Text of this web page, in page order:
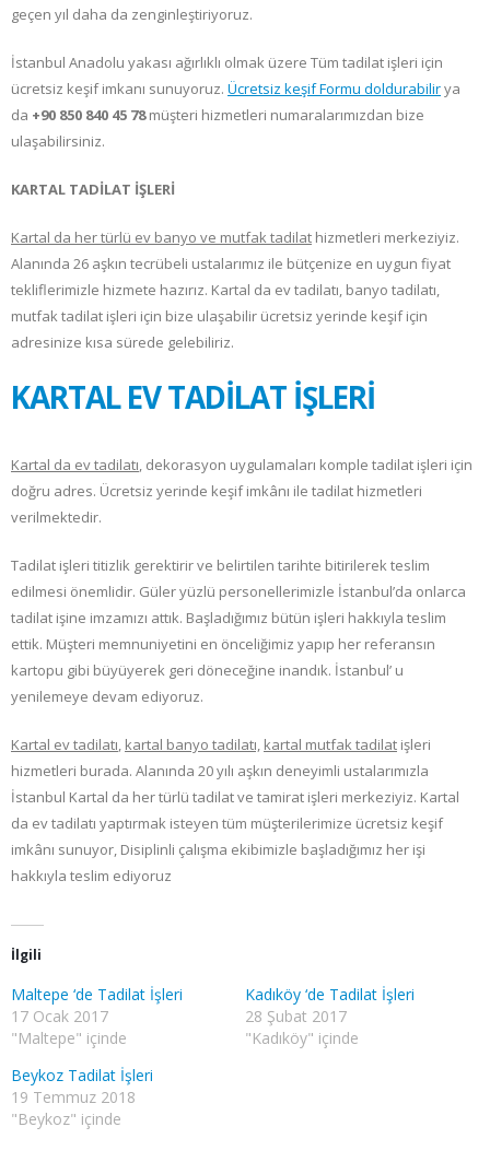
geçen yıl daha da zenginleştiriyoruz.
İstanbul Anadolu yakası ağırlıklı olmak üzere Tüm tadilat işleri için
ücretsiz keşif imkanı sunuyoruz. Ücretsiz keşif Formu doldurabilirya
da +90 850 840 45 78müşteri hizmetleri numaralarımızdan bize
ulaşabilirsiniz.
KARTAL TADİLAT İŞLERİ
Kartal da her türlü ev banyo ve mutfak tadilat hizmetleri merkeziyiz.
Alanında 26 aşkın tecrübeli ustalarımız ile bütçenize en uygun fiyat
tekliflerimizle hizmete hazırız. Kartal da ev tadilatı, banyo tadilatı,
mutfak tadilat işleri için bize ulaşabilir ücretsiz yerinde keşif için
adresinize kısa sürede gelebiliriz.
KARTAL EV TADİLAT İŞLERİ
Kartal da ev tadilatı, dekorasyon uygulamaları komple tadilat işleri için
doğru adres. Ücretsiz yerinde keşif imkânı ile tadilat hizmetleri
verilmektedir.
Tadilat işleri titizlik gerektirir ve belirtilen tarihte bitirilerek teslim
edilmesi önemlidir. Güler yüzlü personellerimizle İstanbul’da onlarca
tadilat işine imzamızı attık. Başladığımız bütün işleri hakkıyla teslim
ettik. Müşteri memnuniyetini en önceliğimiz yapıp her referansın
kartopu gibi büyüyerek geri döneceğine inandık. İstanbul’ u
yenilemeye devam ediyoruz.
Kartal ev tadilatı, kartal banyo tadilatı, kartal mutfak tadilat işleri
hizmetleri burada. Alanında 20 yılı aşkın deneyimli ustalarımızla
İstanbul Kartal da her türlü tadilat ve tamirat işleri merkeziyiz. Kartal
da ev tadilatı yaptırmak isteyen tüm müşterilerimize ücretsiz keşif
imkânı sunuyor, Disiplinli çalışma ekibimizle başladığımız her işi
hakkıyla teslim ediyoruz
İlgili
Maltepe ‘de Tadilat İşleri
17 Ocak 2017
"Maltepe" içinde
Kadıköy ‘de Tadilat İşleri
28 Şubat 2017
"Kadıköy" içinde
Beykoz Tadilat İşleri
19 Temmuz 2018
"Beykoz" içinde